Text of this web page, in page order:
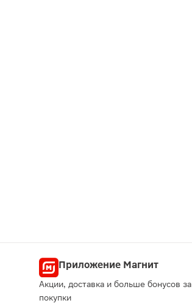
Приложение Магнит
Акции, доставка и больше бонусов за
покупки